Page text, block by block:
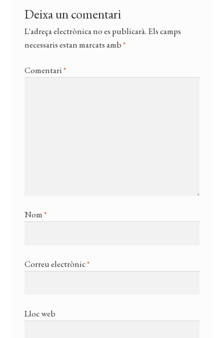
Deixa un comentari
L'adreça electrònica no es publicarà. Els camps
necessaris estan marcats amb*
Comentari*
Nom*
Correu electrònic*
Lloc web